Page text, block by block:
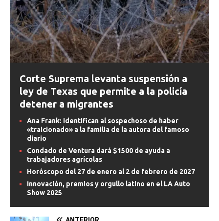
Corte Suprema levanta suspensión a
ley de Texas que permite a la policía
detener a migrantes
Ana Frank: identifican al sospechoso de haber
«traicionado» a la familia de la autora del famoso
diario
Condado de Ventura dará $1500 de ayuda a
trabajadores agrícolas
Horóscopo del 27 de enero al 2 de febrero de 2027
Innovación, premios y orgullo latino en el LA Auto
Show 2025